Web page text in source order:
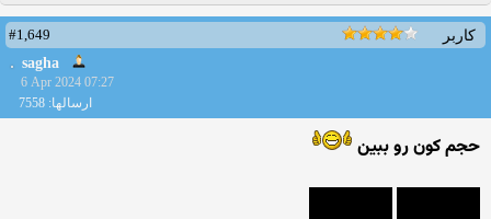
کاربر
#1,649
sagha
6 Apr 2024 07:27
ارسالها: 7558
حجم کون رو ببین